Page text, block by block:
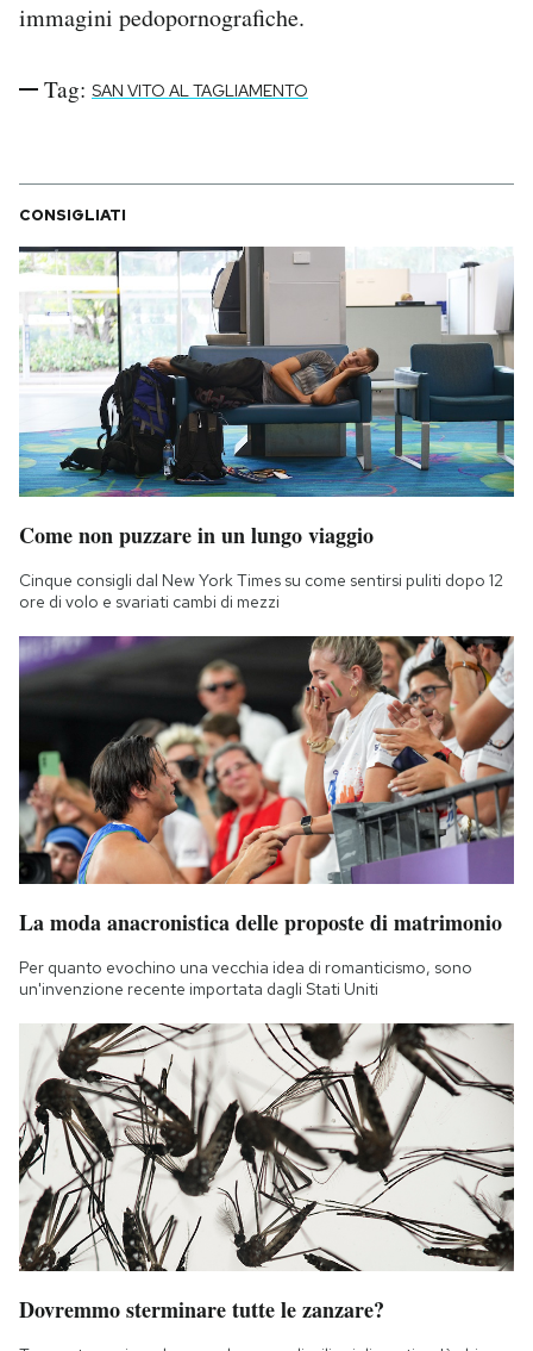
immagini pedopornografiche.
Tag: SAN VITO AL TAGLIAMENTO
CONSIGLIATI
Come non puzzare in un lungo viaggio
Cinque consigli dal New York Times su come sentirsi puliti dopo 12
ore di volo e svariati cambi di mezzi
La moda anacronistica delle proposte di matrimonio
Per quanto evochino una vecchia idea di romanticismo, sono
un'invenzione recente importata dagli Stati Uniti
Dovremmo sterminare tutte le zanzare?